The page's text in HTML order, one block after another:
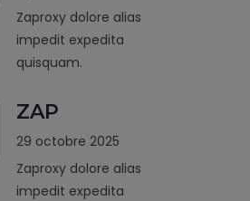
Zaproxy dolore alias
impedit expedita
quisquam.
ZAP
29 octobre 2025
Zaproxy dolore alias
impedit expedita